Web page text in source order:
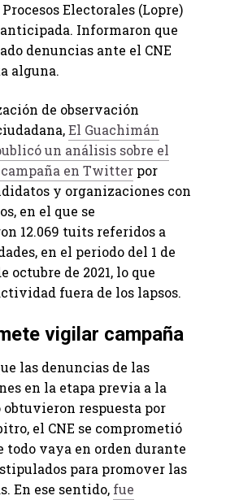
Electorales (Lopre)
Informaron que
denuncias ante el CNE
alguna.
de observación
El Guachimán
un análisis sobre el
en Twitter por
y organizaciones con
en el que se
12.069 tuits referidos a
en el periodo del 1 de
octubre de 2021, lo que
fuera de los lapsos.
vigilar campaña
las denuncias de las
en la etapa previa a la
obtuvieron respuesta por
el CNE se comprometió
todo vaya en orden durante
para promover las
En ese sentido, fue